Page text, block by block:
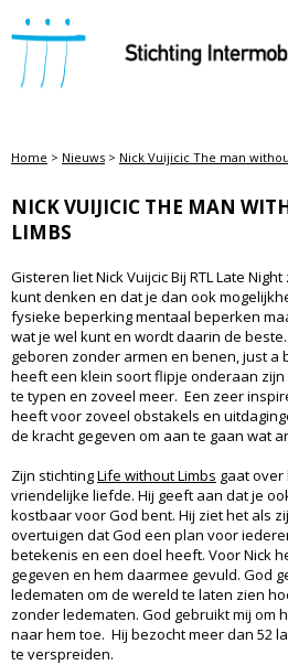
STICHTING INTERMOBIEL
Home > Nieuws > Nick Vuijicic The man
NICK VUIJICIC THE MAN
LIMBS
Gisteren liet Nick Vuijcic Bij RTL Late
kunt denken en dat je dan ook
fysieke beperking mentaal beperken
wat je wel kunt en wordt daarin de
geboren zonder armen en benen, just a
heeft een klein soort flipje onderaan zijn
te typen en zoveel meer. Een zeer
heeft voor zoveel obstakels en
de kracht gegeven om aan te gaan wat
Zijn stichtingLife without Limbs gaat
vriendelijke liefde. Hij geeft aan dat je
kostbaar voor God bent. Hij ziet het als
overtuigen dat God een plan voor
betekenis en een doel heeft. Voor Nick
gegeven en hem daarmee gevuld. God
ledematen om de wereld te laten zien
zonder ledematen. God gebruikt mij om
naar hem toe. Hij bezocht meer dan 52
te verspreiden.